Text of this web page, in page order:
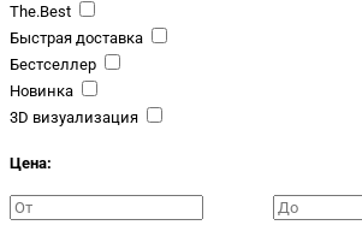
The.Best
Быстрая доставка
Бестселлер
Новинка
3D визуализация
Цена: